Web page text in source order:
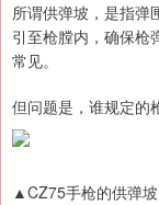
所谓供弹坡，是指弹
引至枪膛内，确保枪
常见。
但问题是，谁规定的
▲CZ75手枪的供弹坡